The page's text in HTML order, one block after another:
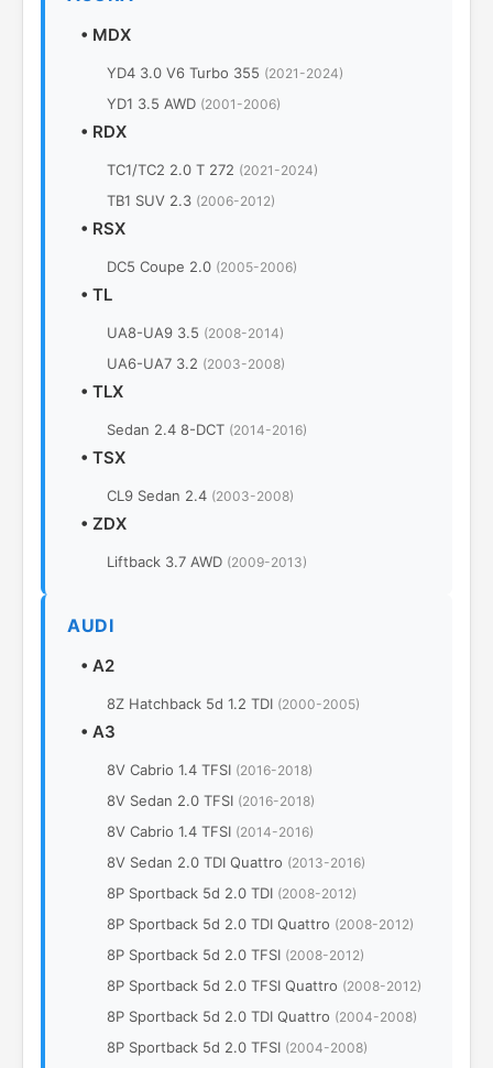
• MDX
YD4 3.0 V6 Turbo 355 (2021-2024)
YD1 3.5 AWD (2001-2006)
• RDX
TC1/TC2 2.0 T 272 (2021-2024)
TB1 SUV 2.3 (2006-2012)
• RSX
DC5 Coupe 2.0 (2005-2006)
• TL
UA8-UA9 3.5 (2008-2014)
UA6-UA7 3.2 (2003-2008)
• TLX
Sedan 2.4 8-DCT (2014-2016)
• TSX
CL9 Sedan 2.4 (2003-2008)
• ZDX
Liftback 3.7 AWD (2009-2013)
AUDI
• A2
8Z Hatchback 5d 1.2 TDI (2000-2005)
• A3
8V Cabrio 1.4 TFSI (2016-2018)
8V Sedan 2.0 TFSI (2016-2018)
8V Cabrio 1.4 TFSI (2014-2016)
8V Sedan 2.0 TDI Quattro (2013-2016)
8P Sportback 5d 2.0 TDI (2008-2012)
8P Sportback 5d 2.0 TDI Quattro (2008-2012)
8P Sportback 5d 2.0 TFSI (2008-2012)
8P Sportback 5d 2.0 TFSI Quattro (2008-2012)
8P Sportback 5d 2.0 TDI Quattro (2004-2008)
8P Sportback 5d 2.0 TFSI (2004-2008)